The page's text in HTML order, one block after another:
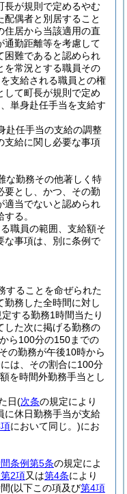
長が規則で定めるやむ
偶者と別居すること
住居から当該適用の直
通勤距離等を考慮して
困難であると認められ
を常況とする職員その
支給される職員との権
して町長が規則で定め
単身赴任手当を支給す
赴任手当の支給の調整
支給に関し必要な事項
な勤務その他著しく特
要とし、かつ、その勤
適当でないと認められ
る。
職員の範囲、支給額そ
な事項は、別に条例で
することを命ぜられた
勤務した全時間に対し
定する勤務1時間当たり
した次に掲げる勤務の
ら100分の150までの
の勤務が午後10時から
は、その割合に100分
を時間外勤務手当とし
日(次条の規定により
に休日勤務手当が支給
において同じ。)にお
条例第5条の規定によ
2項又は第4条により
(以下この項及び第4項